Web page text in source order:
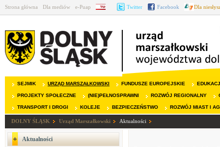
Strona główna Dla mediów e-Puap BIP Twitter Facebook Dla
SEJMIK URZĄD MARSZAŁKOWSKI FUNDUSZE EUROPEJSKIE
PROJEKTY SPOŁECZNE (NIE)PEŁNOSPRAWNI ROZWÓJ REGIONALNY
TRANSPORT I DROGI KOLEJE BEZPIECZEŃSTWO ROZWÓJ MIAST I
DOLNY ŚLĄSK Urząd Marszałkowski Aktualności
Aktualności